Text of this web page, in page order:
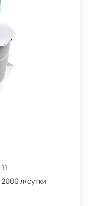
11
2000 л/сутки